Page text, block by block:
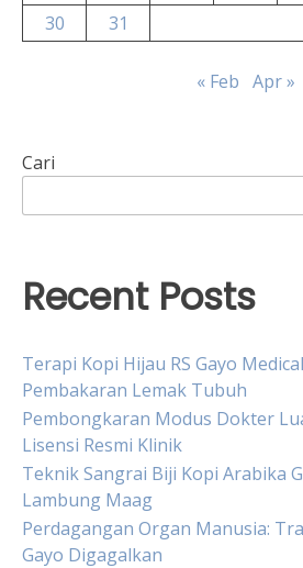
30
31
« Feb Apr »
Cari
Recent Posts
Terapi Kopi Hijau RS Gayo
Pembakaran Lemak Tubuh
Pembongkaran Modus Dokter
Lisensi Resmi Klinik
Teknik Sangrai Biji Kopi Arabika
Lambung Maag
Perdagangan Organ Manusia:
Gayo Digagalkan